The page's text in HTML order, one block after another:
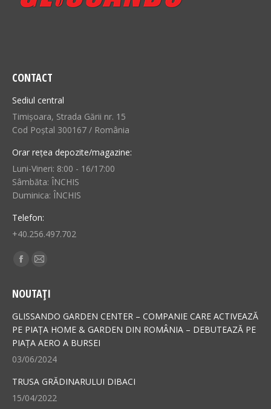
CONTACT
Sediul central
Timișoara, Strada Gării nr. 15
Cod Poștal 300167 / România
Orar rețea depozite/magazine:
Luni-Vineri: 8:00 - 16/17:00
Sâmbăta: ÎNCHIS
Duminica: ÎNCHIS
Telefon:
+40.256.497.702
Find us on:
Facebook
opens
in
new
window
Mail
opens
in
new
window
NOUTAȚI
GLISSANDO GARDEN CENTER – COMPANIE CARE ACTIVEAZĂ
PE PIAȚA HOME & GARDEN DIN ROMÂNIA – DEBUTEAZĂ PE
PIAȚA AERO A BURSEI
03/06/2024
TRUSA GRĂDINARULUI DIBACI
15/04/2022